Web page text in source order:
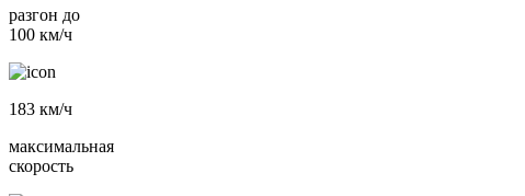
разгон до
100 км/ч
183 км/ч
максимальная
скорость